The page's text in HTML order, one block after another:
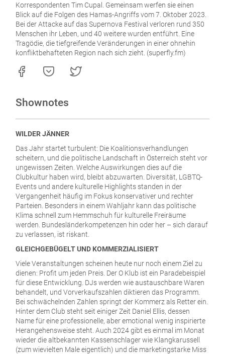
Korrespondenten Tim Cupal. Gemeinsam werfen sie einen
Blick auf die Folgen des Hamas-Angriffs vom 7. Oktober 2023.
Bei der Attacke auf das Supernova Festival verloren rund 350
Menschen ihr Leben, und 40 weitere wurden entführt. Eine
Tragödie, die tiefgreifende Veränderungen in einer ohnehin
konfliktbehafteten Region nach sich zieht. (superfly.fm)
Shownotes
WILDER JÄNNER
Das Jahr startet turbulent: Die Koalitionsverhandlungen
scheitern, und die politische Landschaft in Österreich steht vor
ungewissen Zeiten. Welche Auswirkungen dies auf die
Clubkultur haben wird, bleibt abzuwarten. Diversität, LGBTQ-
Events und andere kulturelle Highlights standen in der
Vergangenheit häufig im Fokus konservativer und rechter
Parteien. Besonders in einem Wahljahr kann das politische
Klima schnell zum Hemmschuh für kulturelle Freiräume
werden. Bundesländerkompetenzen hin oder her – sich darauf
zu verlassen, ist riskant.
GLEICHGEBÜGELT UND KOMMERZIALISIERT
Viele Veranstaltungen scheinen heute nur noch einem Ziel zu
dienen: Profit um jeden Preis. Der O Klub ist ein Paradebeispiel
für diese Entwicklung. DJs werden wie austauschbare Waren
behandelt, und Vorverkaufszahlen diktieren das Programm.
Bei schwächelnden Zahlen springt der Kommerz als Retter ein.
Hinter dem Club steht seit einiger Zeit Daniel Ellis, dessen
Name für eine professionelle, aber emotional wenig inspirierte
Herangehensweise steht. Auch 2024 gibt es einmal im Monat
wieder die altbekannten Kassenschlager wie Klangkarussell
(zum wievielten Male eigentlich) und die marketingstarke Miss